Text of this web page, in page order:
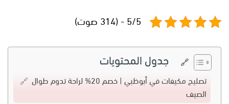
5/5 - (314 صوت)
جدول المحتويات
تصليح مكيفات في أبوظبي | خصم 20% لراحة تدوم طوال
الصيف